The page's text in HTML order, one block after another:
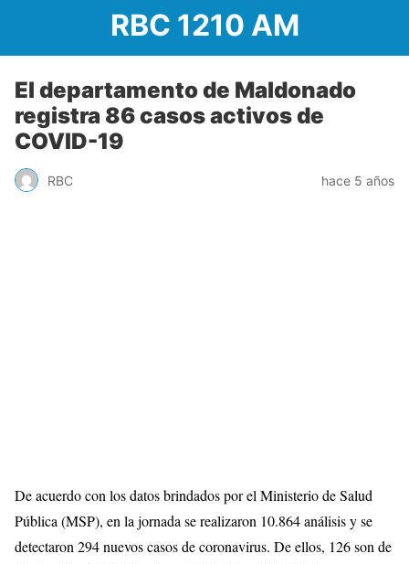
RBC 1210 AM
El departamento de Maldonado
registra 86 casos activos de
COVID-19
RBC hace 5 años
De acuerdo con los datos brindados por el Ministerio de Salud
Pública (MSP), en la jornada se realizaron 10.864 análisis y se
detectaron 294 nuevos casos de coronavirus. De ellos, 126 son de